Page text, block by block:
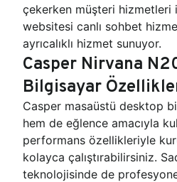
çekerken müşteri hizmetleri
websitesi canlı sohbet
ayrıcalıklı hizmet sunuyor.
Casper Nirvana
Bilgisayar
Casper masaüstü desktop
hem de eğlence amacıyla
performans özellikleriyle
kolayca çalıştırabilirsiniz.
teknolojisinde de